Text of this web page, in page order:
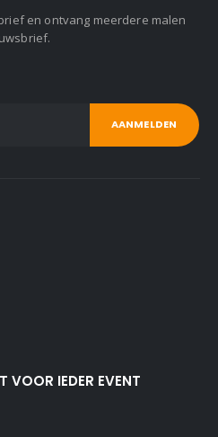
en ontvang meerdere malen
VOOR IEDER EVENT